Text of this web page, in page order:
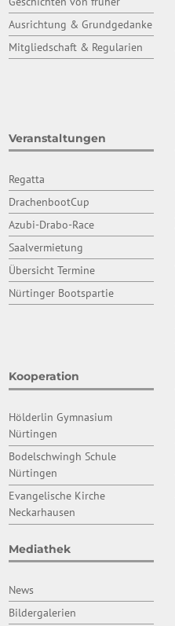
Ausrichtung & Grundgedanke
Mitgliedschaft & Regularien
Veranstaltungen
Regatta
DrachenbootCup
Azubi-Drabo-Race
Saalvermietung
Übersicht Termine
Nürtinger Bootspartie
Kooperation
Hölderlin Gymnasium
Nürtingen
Bodelschwingh Schule
Nürtingen
Evangelische Kirche
Neckarhausen
Mediathek
News
Bildergalerien